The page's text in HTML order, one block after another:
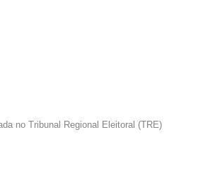
no Tribunal Regional Eleitoral (TRE)